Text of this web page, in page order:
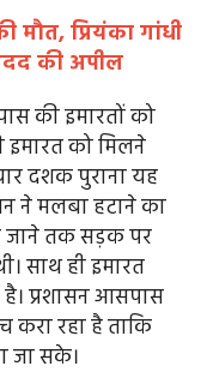
प्रियंका गांधी
की अपील
की इमारतों को
इमारत को मिलने
दशक पुराना यह
ने मलबा हटाने का
जाने तक सड़क पर
साथ ही इमारत
प्रशासन आसपास
करा रहा है ताकि
जा सके।